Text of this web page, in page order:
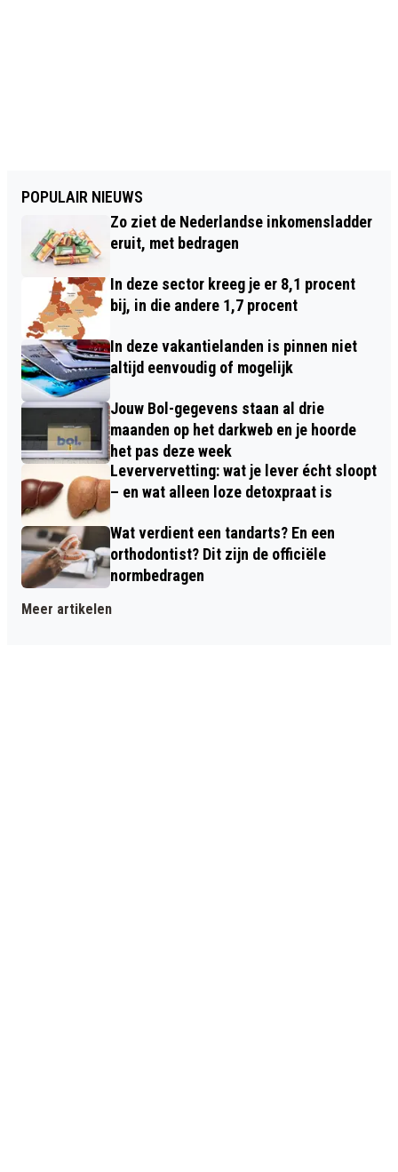
POPULAIR NIEUWS
Zo ziet de Nederlandse inkomensladder
eruit, met bedragen
In deze sector kreeg je er 8,1 procent
bij, in die andere 1,7 procent
In deze vakantielanden is pinnen niet
altijd eenvoudig of mogelijk
Jouw Bol-gegevens staan al drie
maanden op het darkweb en je hoorde
het pas deze week
Leververvetting: wat je lever écht sloopt
– en wat alleen loze detoxpraat is
Wat verdient een tandarts? En een
orthodontist? Dit zijn de officiële
normbedragen
Meer artikelen